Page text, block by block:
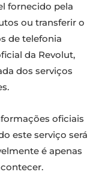
fornecido pela
ou transferir o
de telefonia
da Revolut,
dos serviços
oficiais
este serviço será
é apenas